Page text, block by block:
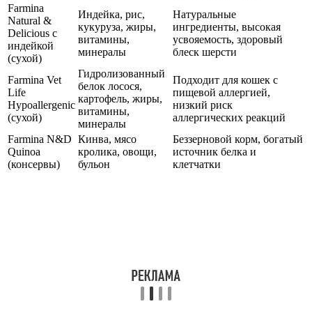
Farmina
Natural &
Delicious с
индейкой
(сухой)
Индейка, рис,
кукуруза, жиры,
витамины,
минералы
Натуральные
ингредиенты, высокая
усвояемость, здоровый
блеск шерсти
Farmina Vet
Life
Hypoallergenic
(сухой)
Гидролизованный
белок лосося,
картофель, жиры,
витамины,
минералы
Подходит для кошек с
пищевой аллергией,
низкий риск
аллергических реакций
Farmina N&D
Quinoa
(консервы)
Кинва, мясо
кролика, овощи,
бульон
Беззерновой корм, богатый
источник белка и
клетчатки